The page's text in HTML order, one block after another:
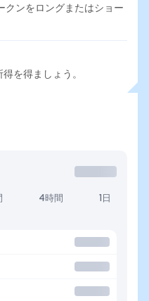
クンをロングまたはショー
を得ましょう。
4時間 1日